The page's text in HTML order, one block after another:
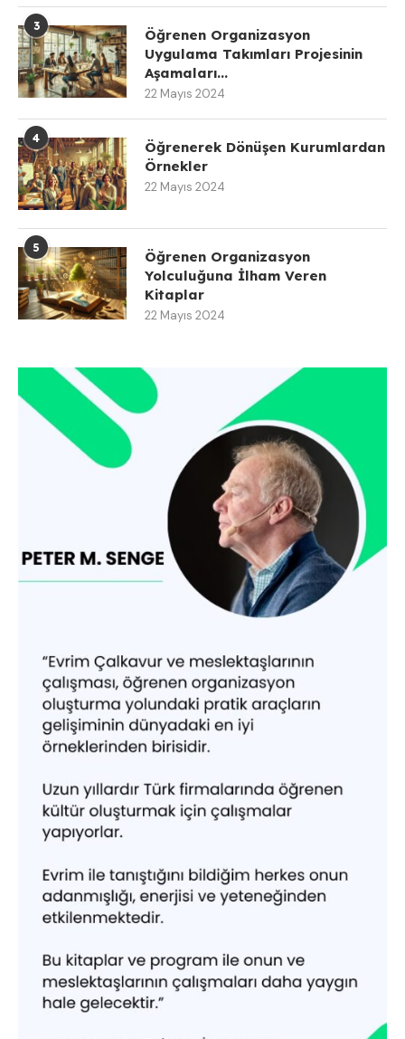
3
Öğrenen Organizasyon
Uygulama Takımları Projesinin
Aşamaları...
22 Mayıs 2024
4
Öğrenerek Dönüşen Kurumlardan
Örnekler
22 Mayıs 2024
5
Öğrenen Organizasyon
Yolculuğuna İlham Veren
Kitaplar
22 Mayıs 2024